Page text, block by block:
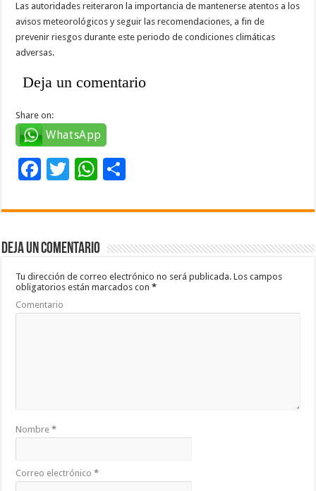
Las autoridades reiteraron la importancia de mantenerse atentos a los
avisos meteorológicos y seguir las recomendaciones, a fin de
prevenir riesgos durante este periodo de condiciones climáticas
adversas.
Deja un comentario
Share on:
WhatsApp
F
e
b
o
o
k
T
tt
er
W
at
sA
p
p
m
ar
ti
Deja un comentario
Tu dirección de correo electrónico no será publicada. Los campos
obligatorios están marcados con*
Comentario
Nombre*
Correo electrónico*